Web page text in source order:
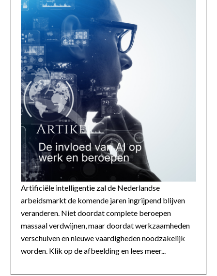
Artificiële intelligentie zal de Nederlandse
arbeidsmarkt de komende jaren ingrijpend blijven
veranderen. Niet doordat complete beroepen
massaal verdwijnen, maar doordat werkzaamheden
verschuiven en nieuwe vaardigheden noodzakelijk
worden. Klik op de afbeelding en lees meer...